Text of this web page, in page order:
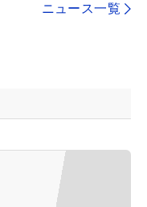
ニュース一覧